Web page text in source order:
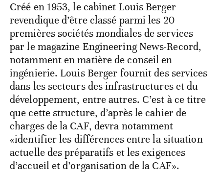
Créé en 1953, le cabinet Louis Berger
revendique d’être classé parmi les 20
premières sociétés mondiales de services
par le magazine Engineering News-Record,
notamment en matière de conseil en
ingénierie. Louis Berger fournit des services
dans les secteurs des infrastructures et du
développement, entre autres. C’est à ce titre
que cette structure, d’après le cahier de
charges de la CAF, devra notamment
«identifier les différences entre la situation
actuelle des préparatifs et les exigences
d’accueil et d’organisation de la CAF».